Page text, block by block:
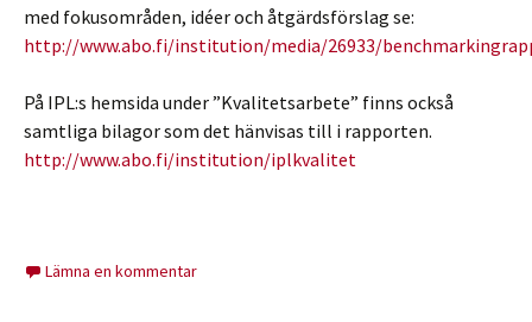
med fokusområden, idéer och åtgärdsförslag se:
http://www.abo.fi/institution/media/26933/
På IPL:s hemsida under ”Kvalitetsarbete” finns också
samtliga bilagor som det hänvisas till i rapporten.
http://www.abo.fi/institution/iplkvalitet
Lämna en kommentar